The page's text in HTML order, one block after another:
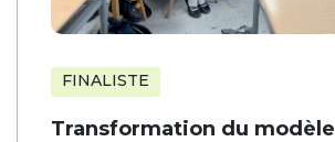
FINALISTE
Transformation du modèle